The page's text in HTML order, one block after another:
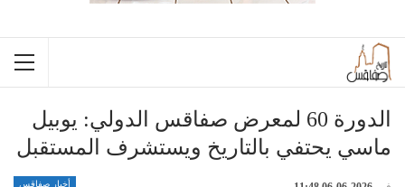
الدورة 60 لمعرض صفاقس الدولي: يوبيل
ماسي يحتفي بالتاريخ ويستشرف المستقبل
أخبار صفاقس